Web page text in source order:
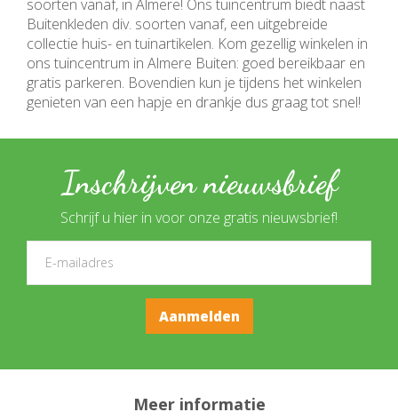
soorten vanaf, in Almere! Ons tuincentrum biedt naast
Buitenkleden div. soorten vanaf, een uitgebreide
collectie huis- en tuinartikelen. Kom gezellig winkelen in
ons tuincentrum in Almere Buiten: goed bereikbaar en
gratis parkeren. Bovendien kun je tijdens het winkelen
genieten van een hapje en drankje dus graag tot snel!
Inschrijven nieuwsbrief
Schrijf u hier in voor onze gratis nieuwsbrief!
Meer informatie